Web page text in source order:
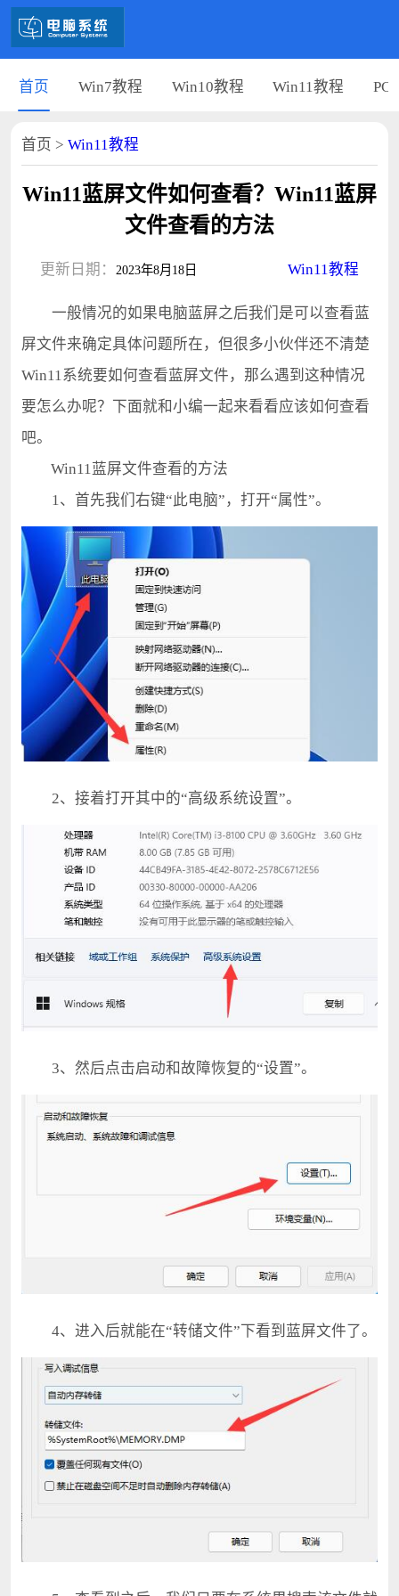
首页 Win7教程 Win10教程 Win11教程 PC
首页 > Win11教程
Win11蓝屏文件如何查看？Win11蓝屏
文件查看的方法
更新日期： 2023年8月18日 Win11教程
一般情况的如果电脑蓝屏之后我们是可以查看蓝
屏文件来确定具体问题所在，但很多小伙伴还不清楚
Win11系统要如何查看蓝屏文件，那么遇到这种情况
要怎么办呢？下面就和小编一起来看看应该如何查看
吧。
Win11蓝屏文件查看的方法
1、首先我们右键“此电脑”，打开“属性”。
2、接着打开其中的“高级系统设置”。
3、然后点击启动和故障恢复的“设置”。
4、进入后就能在“转储文件”下看到蓝屏文件了。